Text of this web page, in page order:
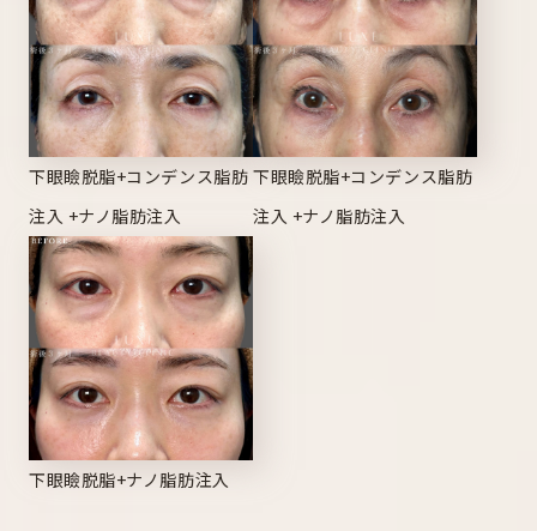
下眼瞼脱脂+コンデンス脂肪
注入 +ナノ脂肪注入
下眼瞼脱脂+コンデンス脂肪
注入 +ナノ脂肪注入
下眼瞼脱脂+ナノ脂肪注入